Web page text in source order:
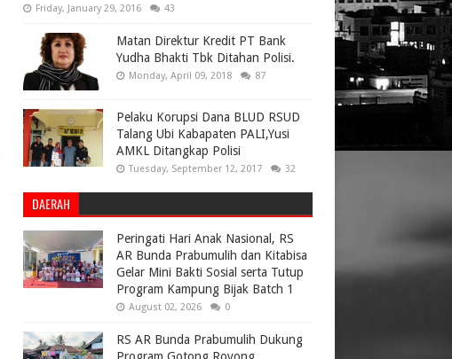
Friday, January 29, 2016 43
Matan Direktur Kredit PT Bank
Yudha Bhakti Tbk Ditahan Polisi.
Monday, April 09, 2018 87
Pelaku Korupsi Dana BLUD RSUD
Talang Ubi Kabapaten PALI,Yusi
AMKL Ditangkap Polisi
Tuesday, September 12, 2017 32
DAERAH
Peringati Hari Anak Nasional, RS
AR Bunda Prabumulih dan Kitabisa
Gelar Mini Bakti Sosial serta Tutup
Program Kampung Bijak Batch 1
August 02, 2026 0
RS AR Bunda Prabumulih Dukung